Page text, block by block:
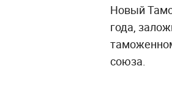
Новый
года,
союза.